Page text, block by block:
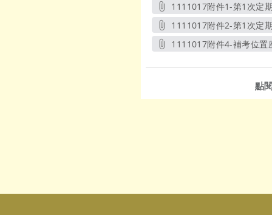
1111017附件1-第1次定
1111017附件2-第1次定
1111017附件4-補考位
點